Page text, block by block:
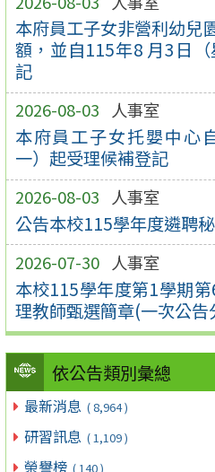
本府員工子女非營利幼兒
額，並自115年8 月3日
記
2026-08-03 人事室
本府員工子女托嬰中心
一）起受理候補登記
2026-08-03 人事室
公告本校115學年度遴聘
2026-07-30 人事室
本校115學年度第1學期
理教師甄選簡章(一次公
依公告類別彙總
最新消息 ( 8,964 )
研習訊息 ( 1,109 )
榮譽榜 ( 140 )